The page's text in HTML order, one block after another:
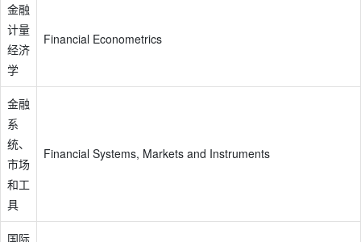
金融
计量
经济
学
Financial Econometrics
金融
系
统、
市场
和工
具
Financial Systems, Markets and Instruments
国际